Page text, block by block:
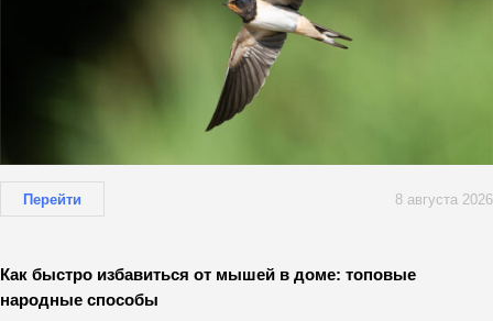
Перейти 8 августа 2026
Как быстро избавиться от мышей в доме: топовые
народные способы